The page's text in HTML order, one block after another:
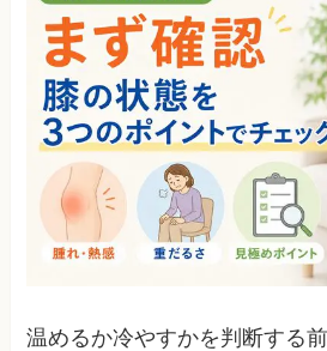
温めるか冷やすかを判断する